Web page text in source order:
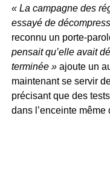
« La campagne des
essayé de
reconnu un porte-
pensait qu’elle avait
terminée »ajoute un
maintenant se servir
précisant que des
dans l’enceinte